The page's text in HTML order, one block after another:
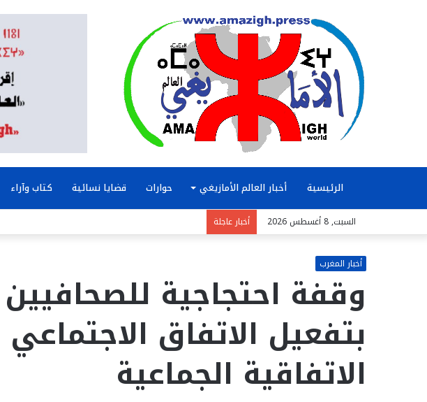
الرئيسية أخبار العالم الأمازيغي حوارات قضايا نسائية كتاب وآراء
السبت, 8 أغسطس 2026 أخبار عاجلة
أخبار المغرب
وقفة احتجاجية
بتفعيل الاتفاق
الاتفاقية الجماعية